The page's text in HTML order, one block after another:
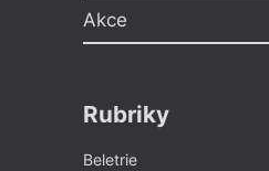
Akce
Rubriky
Beletrie